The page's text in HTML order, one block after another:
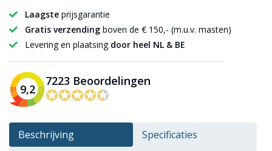
Laagste prijsgarantie
Gratis verzending boven de € 150,- (m.u.v. masten)
Levering en plaatsing door heel NL & BE
9,2
7223 Beoordelingen
✪✪✪✪✪
✪✪✪✪✪
Beschrijving
Specificaties